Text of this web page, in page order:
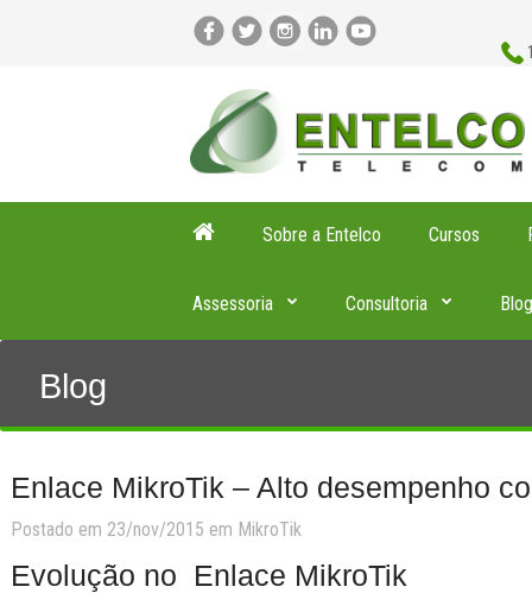
Sobre a Entelco Cursos
Assessoria Consultoria Blog
Blog
Enlace MikroTik – Alto desempenho
Postado em 23/nov/2015 em MikroTik
Evolução no Enlace MikroTik